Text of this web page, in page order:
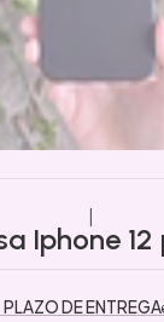
Iphone 12
PLAZO DE